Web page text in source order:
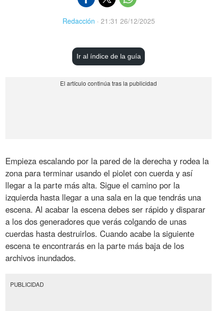
Redacción · 21:31 26/12/2025
Ir al índice de la guía
Empieza escalando por la pared de la derecha y rodea la
zona para terminar usando el piolet con cuerda y así
llegar a la parte más alta. Sigue el camino por la
izquierda hasta llegar a una sala en la que tendrás una
escena. Al acabar la escena debes ser rápido y disparar
a los dos generadores que verás colgando de unas
cuerdas hasta destruirlos. Cuando acabe la siguiente
escena te encontrarás en la parte más baja de los
archivos inundados.
PUBLICIDAD